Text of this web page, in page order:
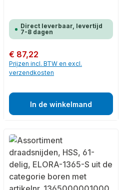
Direct leverbaar, levertijd
7-8 dagen
Normale prijs:
€ 87,22
Prijzen incl. BTW en excl.
verzendkosten
In de winkelmand